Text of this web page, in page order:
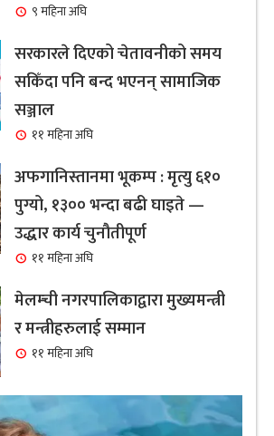
९ महिना अघि
सरकारले दिएको चेतावनीको समय
सकिँदा पनि बन्द भएनन् सामाजिक
सञ्जाल
११ महिना अघि
अफगानिस्तानमा भूकम्प : मृत्यु ६१०
पुग्यो, १३०० भन्दा बढी घाइते —
उद्धार कार्य चुनौतीपूर्ण
११ महिना अघि
मेलम्ची नगरपालिकाद्वारा मुख्यमन्त्री
र मन्त्रीहरुलाई सम्मान
११ महिना अघि